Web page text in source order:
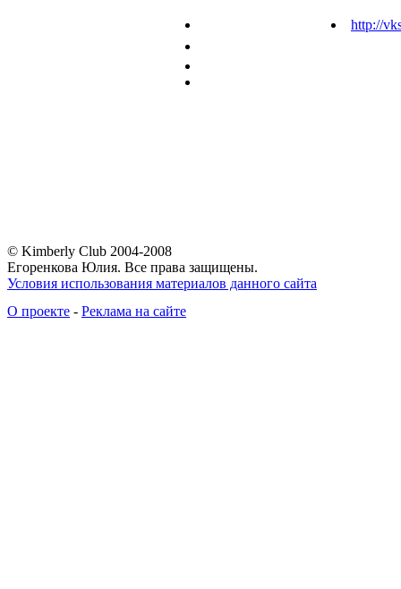
http://
© Kimberly Club 2004-2008
Егоренкова Юлия. Все права защищены.
Условия использования материалов данного сайта
О проекте - Реклама на сайте